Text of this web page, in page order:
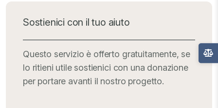
Sostienici con il tuo aiuto
Questo servizio è offerto gratuitamente, se
lo ritieni utile sostienici con una donazione
per portare avanti il nostro progetto.